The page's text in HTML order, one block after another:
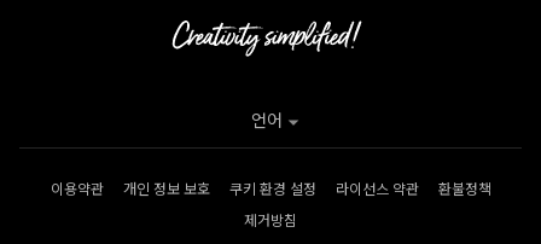
이용약관 개인 정보 보호 쿠키 환경 설정 라이선스 약관
환불정책
제거방침
언어